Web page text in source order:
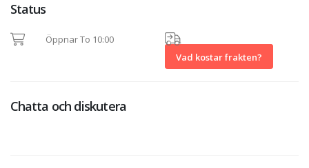
Status
Öppnar To 10:00
Vad kostar frakten?
Chatta och diskutera